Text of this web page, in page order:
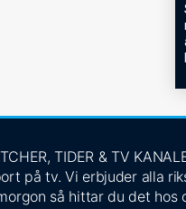
TIDER & TV
på tv. Vi erbjuder alla
så hittar du det hos